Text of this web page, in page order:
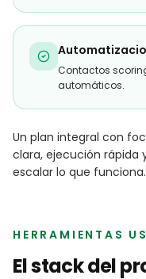
Contactos
automáticos.
Un plan integral con
clara, ejecución rápida
escalar lo que funciona.
HERRAMIENTAS
El stack del